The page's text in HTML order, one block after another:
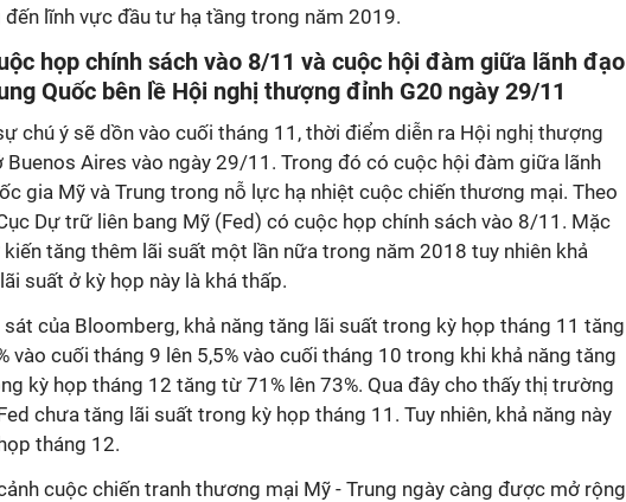
đến lĩnh vực đầu tư hạ tầng trong năm 2019.
họp chính sách vào 8/11 và cuộc hội đàm giữa lãnh đạo
Quốc bên lề Hội nghị thượng đỉnh G20 ngày 29/11
chú ý sẽ dồn vào cuối tháng 11, thời điểm diễn ra Hội nghị thượng
Buenos Aires vào ngày 29/11. Trong đó có cuộc hội đàm giữa lãnh
gia Mỹ và Trung trong nỗ lực hạ nhiệt cuộc chiến thương mại. Theo
Dự trữ liên bang Mỹ (Fed) có cuộc họp chính sách vào 8/11. Mặc
kiến tăng thêm lãi suất một lần nữa trong năm 2018 tuy nhiên khả
suất ở kỳ họp này là khá thấp.
sát của Bloomberg, khả năng tăng lãi suất trong kỳ họp tháng 11 tăng
vào cuối tháng 9 lên 5,5% vào cuối tháng 10 trong khi khả năng tăng
kỳ họp tháng 12 tăng từ 71% lên 73%. Qua đây cho thấy thị trường
chưa tăng lãi suất trong kỳ họp tháng 11. Tuy nhiên, khả năng này
tháng 12.
cuộc chiến tranh thương mại Mỹ - Trung ngày càng được mở rộng